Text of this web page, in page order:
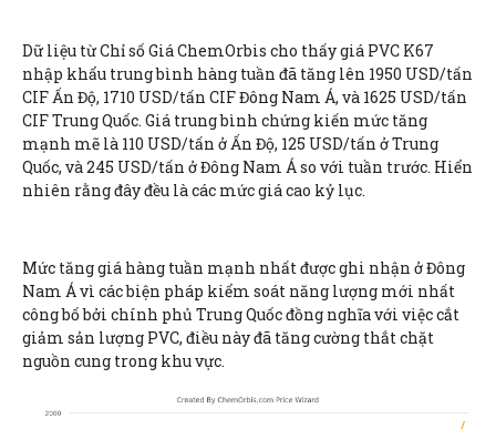
Dữ liệu từ Chỉ số Giá ChemOrbis cho thấy giá PVC K67
nhập khẩu trung bình hàng tuần đã tăng lên 1950 USD/tấn
CIF Ấn Độ, 1710 USD/tấn CIF Đông Nam Á, và 1625 USD/tấn
CIF Trung Quốc. Giá trung bình chứng kiến mức tăng
mạnh mẽ là 110 USD/tấn ở Ấn Độ, 125 USD/tấn ở Trung
Quốc, và 245 USD/tấn ở Đông Nam Á so với tuần trước. Hiển
nhiên rằng đây đều là các mức giá cao kỷ lục.
Mức tăng giá hàng tuần mạnh nhất được ghi nhận ở Đông
Nam Á vì các biện pháp kiểm soát năng lượng mới nhất
công bố bởi chính phủ Trung Quốc đồng nghĩa với việc cắt
giảm sản lượng PVC, điều này đã tăng cường thắt chặt
nguồn cung trong khu vực.